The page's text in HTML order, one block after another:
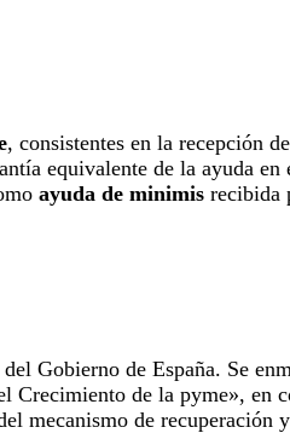
, consistentes en la recepción
equivalente de la ayuda
ayuda de minimis recibida
Gobierno de España. Se
Crecimiento de la pyme»,
mecanismo de